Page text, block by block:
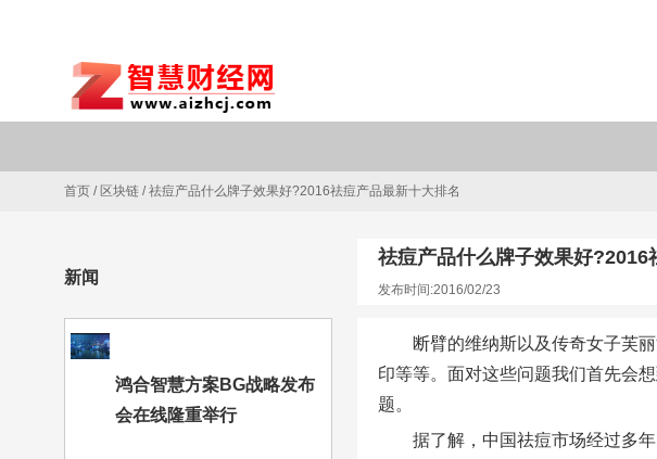
首页 / 区块链 /祛痘产品什么牌子效果好?2016祛痘产品最新十大排名
新闻
鸿合智慧方案BG战略发布
会在线隆重举行
祛痘产品什么牌子效果好?2016
发布时间:2016/02/23
断臂的维纳斯以及传奇女子芙
印等等。面对这些问题我们首先会
题。
据了解，中国祛痘市场经过多